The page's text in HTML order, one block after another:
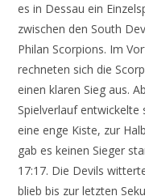
es in Dessau ein
zwischen den South
Philan Scorpions. Im
rechneten sich die
einen klaren Sieg aus.
Spielverlauf entwickelte
eine enge Kiste, zur
gab es keinen Sieger
17:17. Die Devils
blieb bis zur letzten